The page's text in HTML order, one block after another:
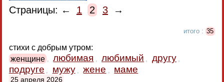
Страницы: ←
1 2 3 →
итого : 35
стихи с добрым утром:
женщине , любимая , любимый , другу ,
подруге , мужу , жене , маме
25 апреля 2026